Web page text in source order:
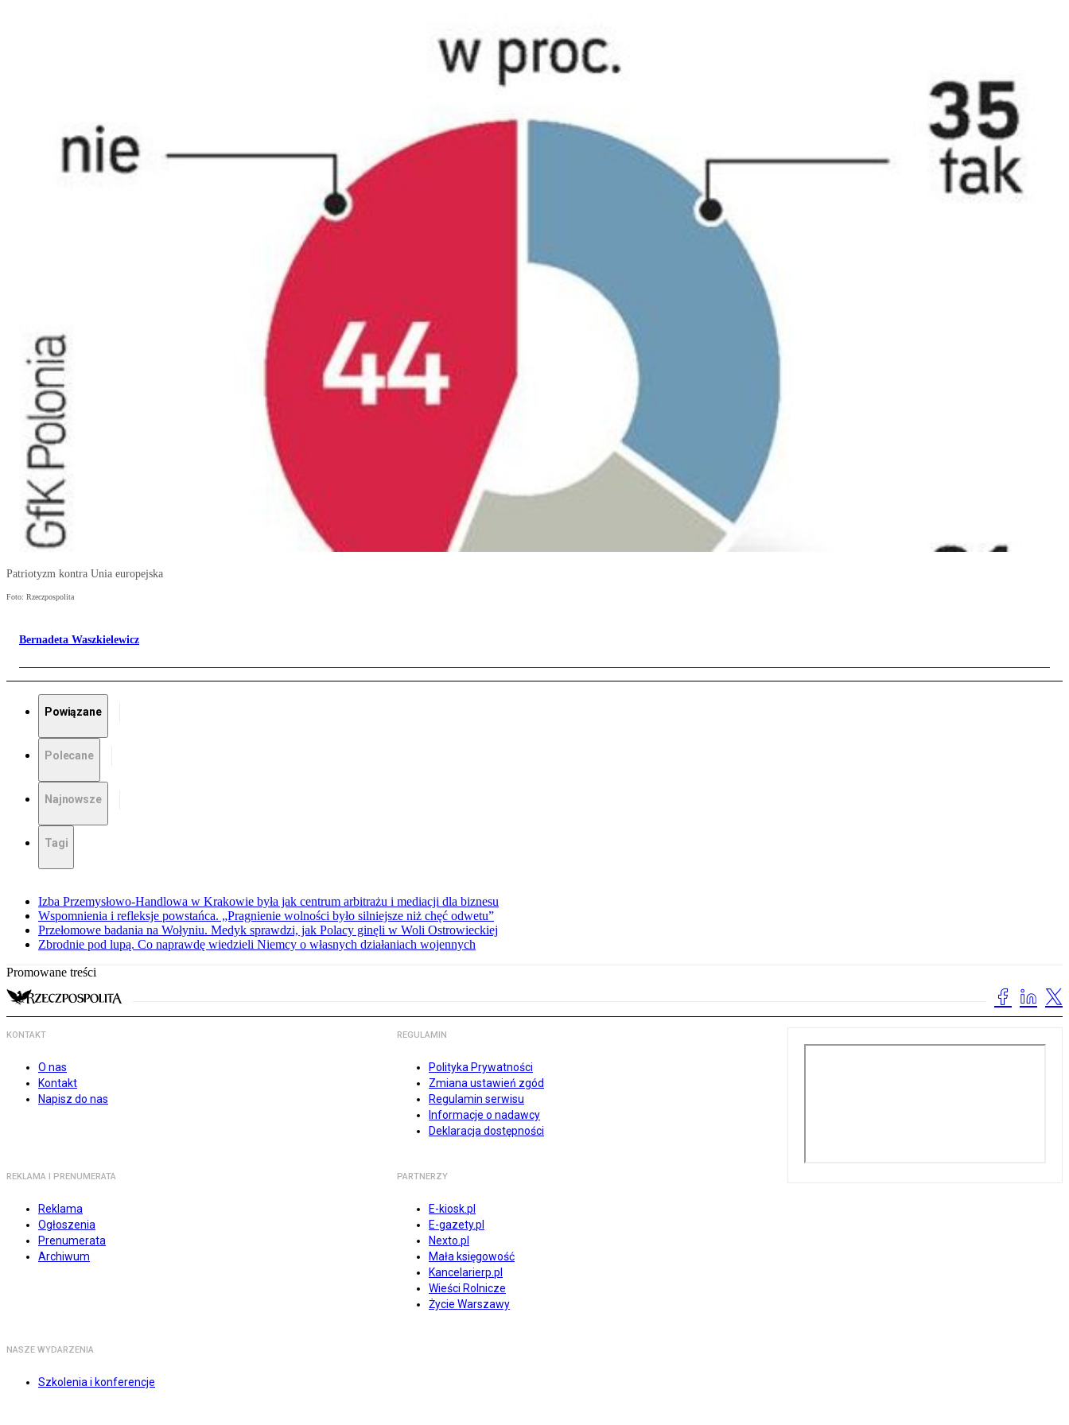
Patriotyzm kontra Unia europejska
Foto: Rzeczpospolita
Bernadeta Waszkielewicz
Powiązane
Polecane
Najnowsze
Tagi
Izba Przemysłowo-Handlowa w Krakowie była jak centrum arbitrażu i mediacji dla biznesu
Wspomnienia i refleksje powstańca. „Pragnienie wolności było silniejsze niż chęć odwetu”
Przełomowe badania na Wołyniu. Medyk sprawdzi, jak Polacy ginęli w Woli Ostrowieckiej
Zbrodnie pod lupą. Co naprawdę wiedzieli Niemcy o własnych działaniach wojennych
Promowane treści
KONTAKT
O nas
Kontakt
Napisz do nas
REGULAMIN
Polityka Prywatności
Zmiana ustawień zgód
Regulamin serwisu
Informacje o nadawcy
Deklaracja dostępności
REKLAMA I PRENUMERATA
Reklama
Ogłoszenia
Prenumerata
Archiwum
PARTNERZY
E-kiosk.pl
E-gazety.pl
Nexto.pl
Mała księgowość
Kancelarierp.pl
Wieści Rolnicze
Życie Warszawy
NASZE WYDARZENIA
Szkolenia i konferencje